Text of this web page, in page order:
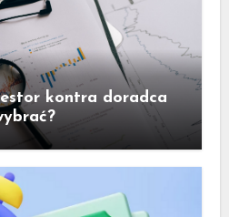
kontra doradca